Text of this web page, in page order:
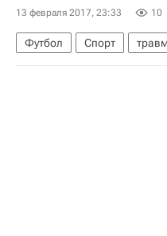
13 февраля 2017, 23:33 10
Футбол Спорт
Лига чемпионов УЕФА